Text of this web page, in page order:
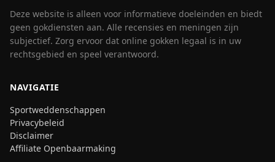
Deze website is alleen voor informatieve doeleinden en biedt
geen gokdiensten aan. Alle recensies en meningen zijn
subjectief. Zorg ervoor dat online gokken legaal is in uw
rechtsgebied en speel verantwoord.
NAVIGATIE
Sportweddenschappen
Privacybeleid
Disclaimer
Affiliate Openbaarmaking